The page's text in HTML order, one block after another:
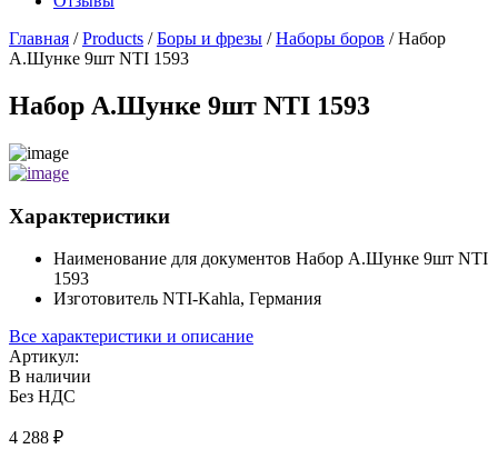
Главная / Products / Боры и фрезы / Наборы боров /Набор
А.Шунке 9шт NTI 1593
Набор А.Шунке 9шт NTI 1593
Характеристики
Наименование для документов Набор А.Шунке 9шт NTI
1593
Изготовитель NTI-Kahla, Германия
Все характеристики и описание
Артикул:
В наличии
Без НДС
4 288 ₽